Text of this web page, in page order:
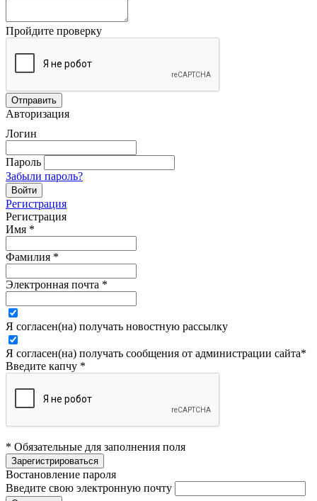
Пройдите проверку
Авторизация
Логин
Пароль
Забыли пароль?
Регистрация
Регистрация
Имя *
Фамилия *
Электронная почта *
Я согласен(на) получать новостную рассылку
Я согласен(на) получать сообщения от администрации сайта*
Введите капчу *
* Обязательные для заполнения поля
Востановление пароля
Введите свою электронную почту